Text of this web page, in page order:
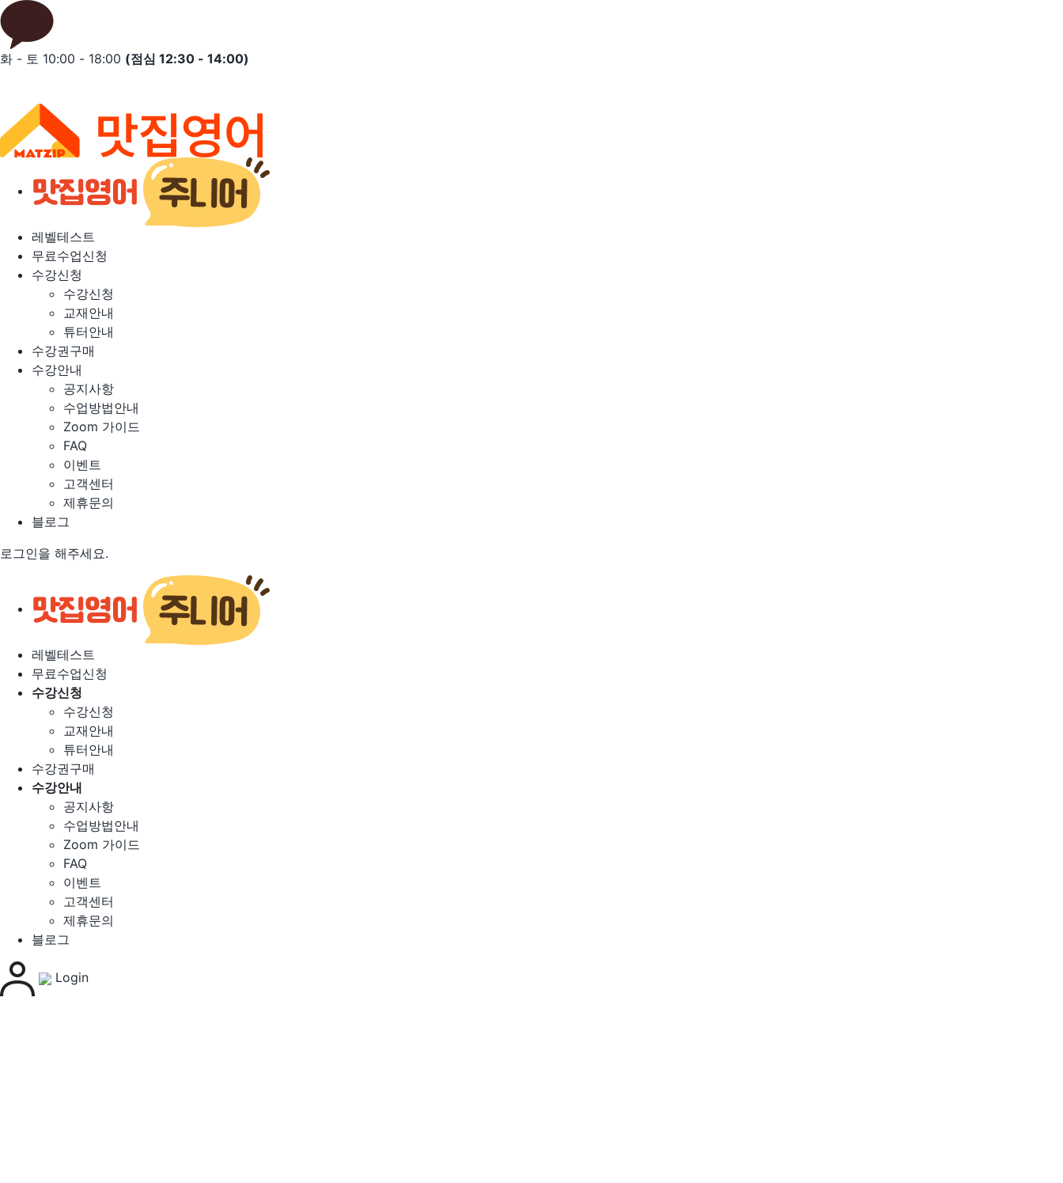
Skip
to
content
화 - 토 10:00 - 18:00 (점심 12:30 - 14:00)
레벨테스트
무료수업신청
수강신청
수강신청
교재안내
튜터안내
수강권구매
수강안내
공지사항
수업방법안내
Zoom 가이드
FAQ
이벤트
고객센터
제휴문의
블로그
로그인을 해주세요.
레벨테스트
무료수업신청
수강신청
수강신청
교재안내
튜터안내
수강권구매
수강안내
공지사항
수업방법안내
Zoom 가이드
FAQ
이벤트
고객센터
제휴문의
블로그
Login